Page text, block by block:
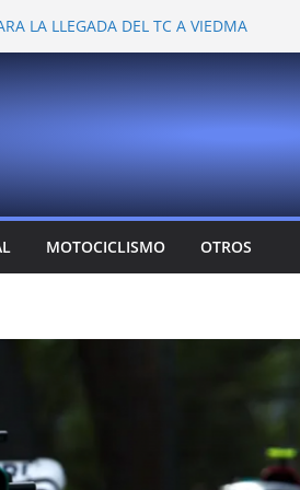
LA LLEGADA DEL TC A VIEDMA
EN LA PLATA
VER A TANTOS PILOTOS
DEJÓ CAMBIOS EN LOS CAMPEONATOS
CONFIRMA SU REGRESO AL TOP RACE
MOTOCICLISMO OTROS